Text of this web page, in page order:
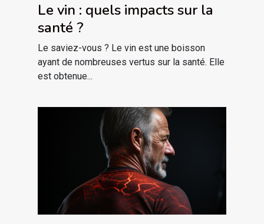
Le vin : quels impacts sur la
santé ?
Le saviez-vous ? Le vin est une boisson
ayant de nombreuses vertus sur la santé. Elle
est obtenue...